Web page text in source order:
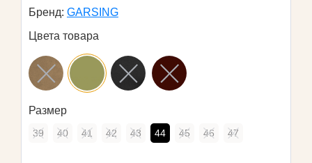
Бренд: GARSING
Цвета товара
Размер
39 40 41 42 43 44 45 46 47